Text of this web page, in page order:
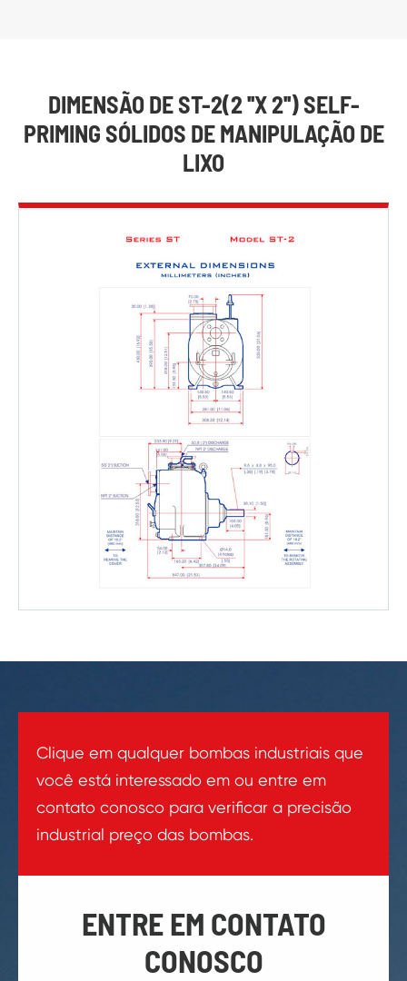
DIMENSÃO DE ST-2(2 ''X 2'') SELF-
PRIMING SÓLIDOS DE MANIPULAÇÃO DE
LIXO
Clique em qualquer bombas industriais que
você está interessado em ou entre em
contato conosco para verificar a precisão
industrial preço das bombas.
ENTRE EM CONTATO
CONOSCO